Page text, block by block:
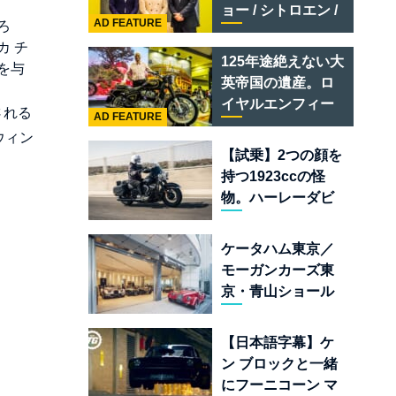
チ
与
る
ィン
レー スーパースポ
ーツ
ョー / シトロエン /
フィアット / アバル
ト足立」はクルマ
のセレクトショッ
プである
AD FEATURE
125年途絶えない大
英帝国の遺産。ロ
イヤルエンフィー
ルド責任者に訊
く、新型
「BULLET 650」
と“時間の質”を愛
する理由
AD FEATURE
【試乗】2つの顔を
持つ1923ccの怪
物。ハーレーダビ
ォーキーエイト
117」の深淵を覗く
ケータハム東京／
モーガンカーズ東
京・青山ショール
「移動手段」では
なく「人生」だ
【日本語字幕】ケ
ン ブロックと一緒
にフーニコーン マ